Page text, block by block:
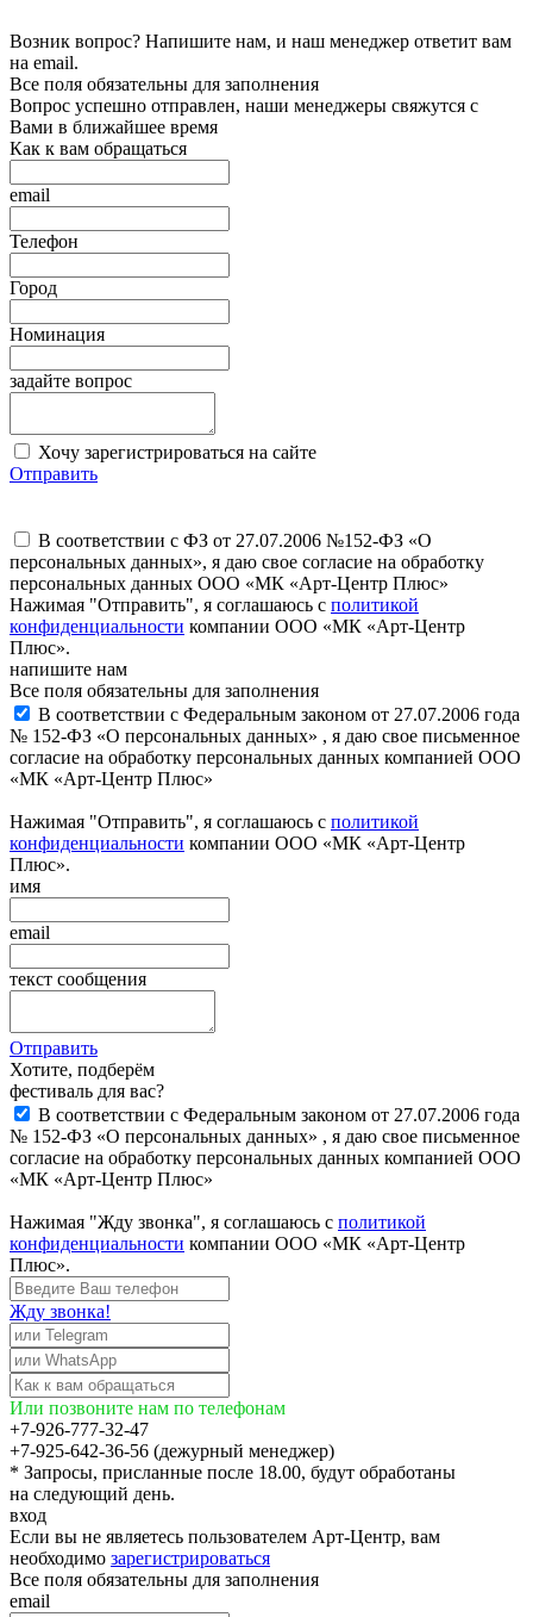
Возник вопрос? Напишите нам, и наш менеджер ответит вам
на email.
Все поля обязательны для заполнения
Вопрос успешно отправлен, наши менеджеры свяжутся с
Вами в ближайшее время
Как к вам обращаться
email
Телефон
Город
Номинация
задайте вопрос
Хочу зарегистрироваться на сайте
Отправить
В соответствии с ФЗ от 27.07.2006 №152-ФЗ «О
персональных данных», я даю свое согласие на обработку
персональных данных ООО «МК «Арт-Центр Плюс»
Нажимая "Отправить", я соглашаюсь с политикой
конфиденциальности компании ООО «МК «Арт-Центр
Плюс».
напишите нам
Все поля обязательны для заполнения
В соответствии с Федеральным законом от 27.07.2006 года
№ 152-ФЗ «О персональных данных» , я даю свое письменное
согласие на обработку персональных данных компанией ООО
«МК «Арт-Центр Плюс»
Нажимая "Отправить", я соглашаюсь с политикой
конфиденциальности компании ООО «МК «Арт-Центр
Плюс».
имя
email
текст сообщения
Отправить
Хотите, подберём
фестиваль для вас?
В соответствии с Федеральным законом от 27.07.2006 года
№ 152-ФЗ «О персональных данных» , я даю свое письменное
согласие на обработку персональных данных компанией ООО
«МК «Арт-Центр Плюс»
Нажимая "Жду звонка", я соглашаюсь с политикой
конфиденциальности компании ООО «МК «Арт-Центр
Плюс».
Жду звонка!
Или позвоните нам по телефонам
+7-926-777-32-47
+7-925-642-36-56 (дежурный менеджер)
* Запросы, присланные после 18.00, будут обработаны
на следующий день.
вход
Если вы не являетесь пользователем Арт-Центр, вам
необходимо зарегистрироваться
Все поля обязательны для заполнения
email